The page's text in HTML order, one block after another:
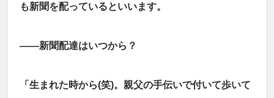
も新聞を配っているといいます。
――新聞配達はいつから？
「生まれた時から(笑)。親父の手伝いで付いて歩いて